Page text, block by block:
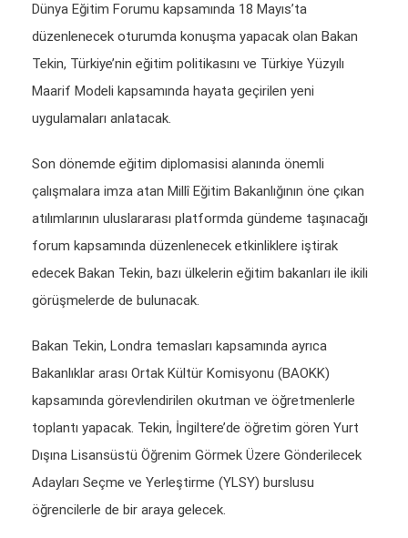
Dünya Eğitim Forumu kapsamında 18 Mayıs’ta
düzenlenecek oturumda konuşma yapacak olan Bakan
Tekin, Türkiye’nin eğitim politikasını ve Türkiye Yüzyılı
Maarif Modeli kapsamında hayata geçirilen yeni
uygulamaları anlatacak.
Son dönemde eğitim diplomasisi alanında önemli
çalışmalara imza atan Millî Eğitim Bakanlığının öne çıkan
atılımlarının uluslararası platformda gündeme taşınacağı
forum kapsamında düzenlenecek etkinliklere iştirak
edecek Bakan Tekin, bazı ülkelerin eğitim bakanları ile ikili
görüşmelerde de bulunacak.
Bakan Tekin, Londra temasları kapsamında ayrıca
Bakanlıklar arası Ortak Kültür Komisyonu (BAOKK)
kapsamında görevlendirilen okutman ve öğretmenlerle
toplantı yapacak. Tekin, İngiltere’de öğretim gören Yurt
Dışına Lisansüstü Öğrenim Görmek Üzere Gönderilecek
Adayları Seçme ve Yerleştirme (YLSY) burslusu
öğrencilerle de bir araya gelecek.